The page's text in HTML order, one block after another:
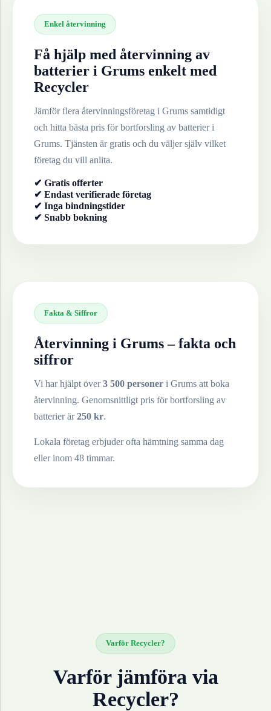
Enkel återvinning
Få hjälp med återvinning av
batterier i Grums enkelt med
Recycler
Jämför flera återvinningsföretag i Grums samtidigt
och hitta bästa pris för bortforsling av batterieri
Grums. Tjänsten är gratis och du väljer själv vilket
företag du vill anlita.
✔ Gratis offerter
✔ Endast verifierade företag
✔ Inga bindningstider
✔ Snabb bokning
Fakta & Siffror
Återvinning i Grums– fakta och
siffror
Vi har hjälpt över3 500 personer i Grums att boka
återvinning. Genomsnittligt pris för bortforsling av
batterierär250 kr.
Lokala företag erbjuder ofta hämtning samma dag
eller inom 48 timmar.
Varför Recycler?
Varför jämföra via
Recycler?